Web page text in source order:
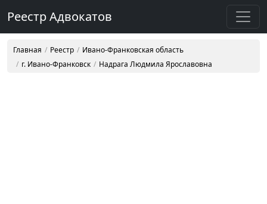
Реестр Адвокатов
Главная Реестр
Ивано-Франковская область
г. Ивано-Франковск
Надрага Людмила Ярославовна